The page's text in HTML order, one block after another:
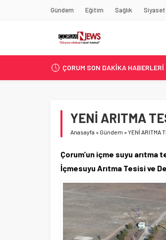
Gündem Eğitim Sağlık Siyaset
ÇORUM SON DAKİKA HABERLERİ
YENİ ARITMA
Anasayfa » Gündem »YENİ ARITMA
Çorum’un içme suyu arıtma
İçmesuyu Arıtma Tesisi ve